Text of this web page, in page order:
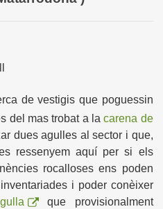
de vestigis que poguessin
del mas trobat a lacarena de
dues agulles al sector i que,
ressenyem aquí per si els
rocalloses ens poden
i poder conèixer
que provisionalment